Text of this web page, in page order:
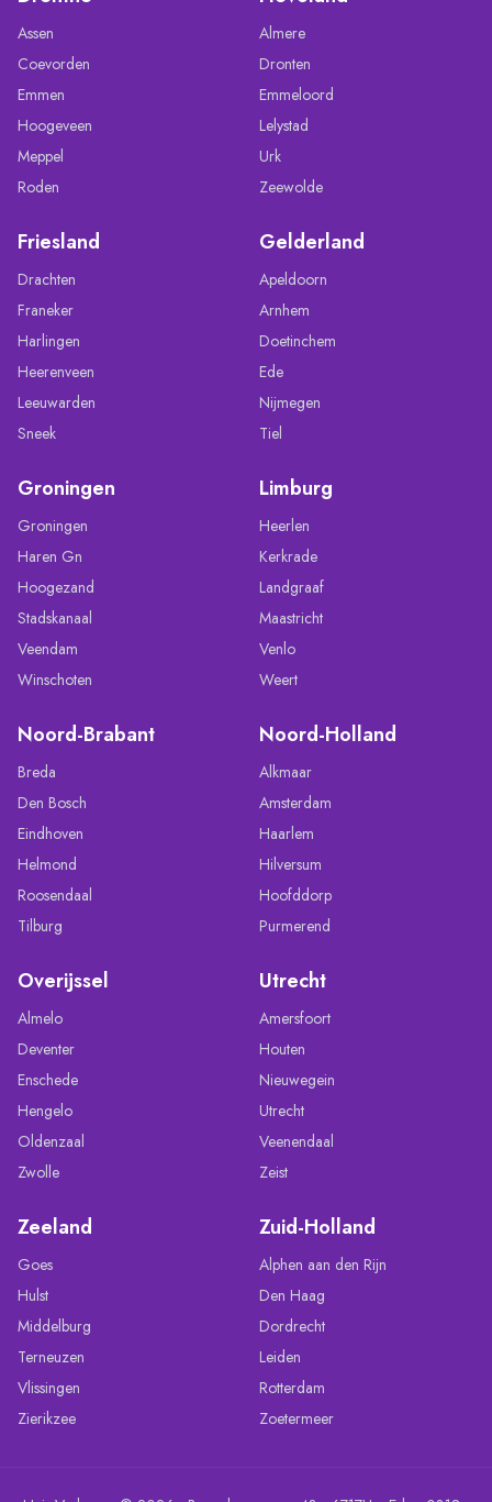
Assen
Coevorden
Emmen
Hoogeveen
Meppel
Roden
Almere
Dronten
Emmeloord
Lelystad
Urk
Zeewolde
Friesland
Drachten
Franeker
Harlingen
Heerenveen
Leeuwarden
Sneek
Gelderland
Apeldoorn
Arnhem
Doetinchem
Ede
Nijmegen
Tiel
Groningen
Groningen
Haren Gn
Hoogezand
Stadskanaal
Veendam
Winschoten
Limburg
Heerlen
Kerkrade
Landgraaf
Maastricht
Venlo
Weert
Noord-Brabant
Breda
Den Bosch
Eindhoven
Helmond
Roosendaal
Tilburg
Noord-Holland
Alkmaar
Amsterdam
Haarlem
Hilversum
Hoofddorp
Purmerend
Overijssel
Almelo
Deventer
Enschede
Hengelo
Oldenzaal
Zwolle
Utrecht
Amersfoort
Houten
Nieuwegein
Utrecht
Veenendaal
Zeist
Zeeland
Goes
Hulst
Middelburg
Terneuzen
Vlissingen
Zierikzee
Zuid-Holland
Alphen aan den Rijn
Den Haag
Dordrecht
Leiden
Rotterdam
Zoetermeer